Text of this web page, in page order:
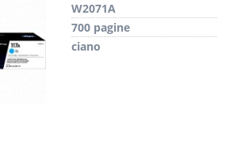
W2071A
700 pagine
ciano